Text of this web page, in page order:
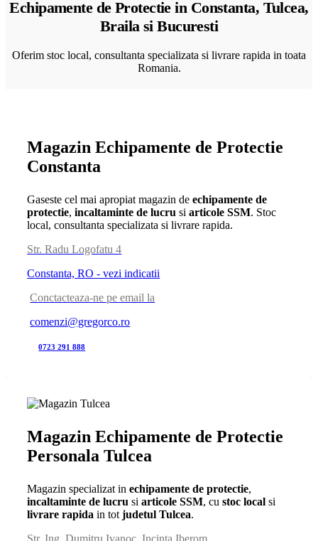
Echipamente de Protectie in Constanta, Tulcea,
Braila si Bucuresti
Oferim stoc local, consultanta specializata si livrare rapida in toata
Romania.
Magazin Echipamente de Protectie
Constanta
Gaseste cel mai apropiat magazin deechipamente de
protectie,incaltaminte de lucru siarticole SSM. Stoc
local, consultanta specializata si livrare rapida.
Str. Radu Logofatu 4
Constanta, RO - vezi indicatii
Conctacteaza-ne pe email la
comenzi@gregorco.ro
0723 291 888
Magazin Echipamente de Protectie
Personala Tulcea
Magazin specializat inechipamente de protectie,
incaltaminte de lucru siarticole SSM, cu stoc local si
livrare rapida in totjudetul Tulcea.
Str. Ing. Dumitru Ivanoc, Incinta Iberom